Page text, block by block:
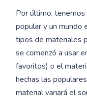
Por último, tenemos
popular y un mundo
tipos de materiales
se comenzó a usar
favoritos) o el
hechas las
material variará el